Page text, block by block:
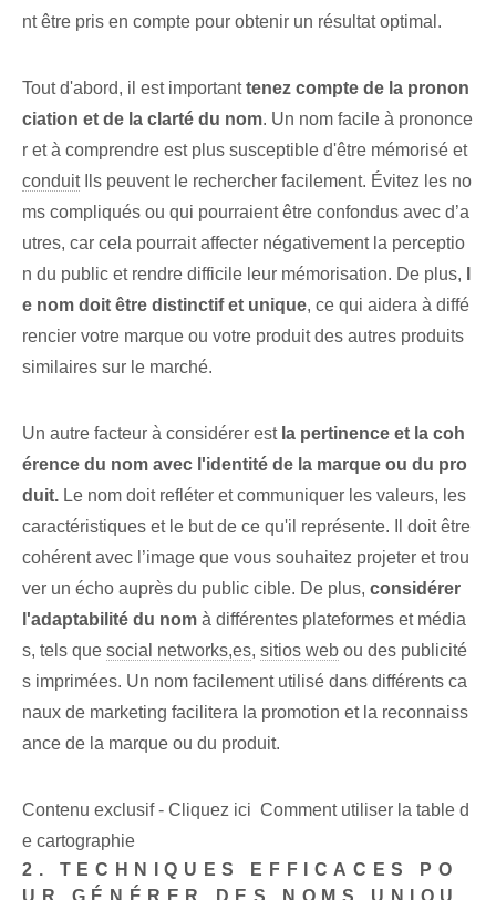
nt être pris en compte pour obtenir un résultat optimal. ⁤
Tout d'abord, il est importanttenez compte de la pronon
ciation et de la clarté du nom. Un nom facile à prononce
r et à comprendre est plus susceptible d'être mémorisé et
conduitIls peuvent le rechercher facilement. Évitez les no
ms compliqués ou qui pourraient être confondus avec d’a
utres, car cela pourrait affecter négativement la perceptio
n du public et rendre difficile leur mémorisation.⁤ De plus,
e nom doit être distinctif et unique, ce qui aidera à diffé
rencier votre marque ou votre produit des autres produits
similaires sur le marché.
Un autre facteur à considérer est la pertinence‍ et la coh
érence du nom ⁢avec⁤ l'identité⁢ de la ⁤marque ou​ du​ pro
duit. Le nom doit refléter et communiquer les valeurs, les
caractéristiques et le but de ce qu'il représente. Il doit être
cohérent avec l’image que vous souhaitez projeter et trou
ver un écho auprès du public cible.⁢ De plus, considérer
l'adaptabilité du nom à différentes plateformes et média
s, tels que social networks,es, sitios web ou des publicité
s imprimées.⁤ Un nom facilement utilisé dans différents ca
naux de marketing facilitera la promotion et la reconnaiss
ance de la marque ou du produit.
Contenu exclusif - Cliquez ici Comment utiliser la table d
e cartographie
2. TECHNIQUES EFFICACES PO